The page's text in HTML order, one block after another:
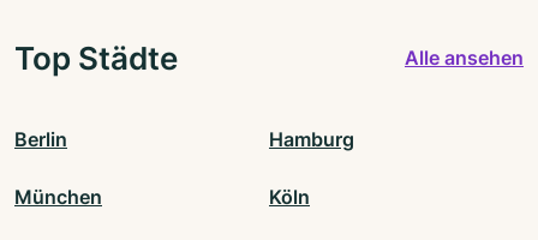
Top Städte Alle ansehen
Berlin Hamburg
München Köln